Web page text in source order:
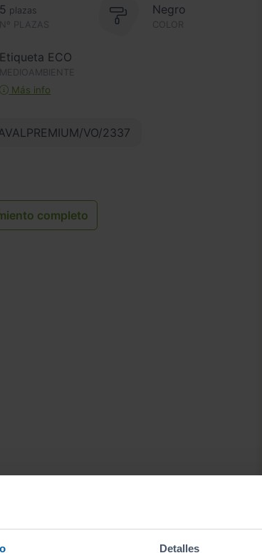
Detalles
Nº PLAZAS
5 plazas Negro
COLOR
Etiqueta ECO
MEDIOAMBIENTE
Más info
VO/2337
completo